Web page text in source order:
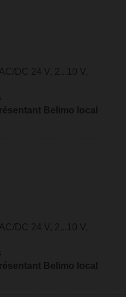
DC 24 V, 2...10 V,
Belimo local
DC 24 V, 2...10 V,
Belimo local